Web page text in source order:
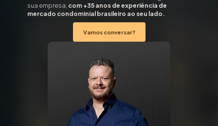
sua empresa, com +35 anos de experiência de
mercado condominial brasileiro ao seu lado.
Vamos conversar?